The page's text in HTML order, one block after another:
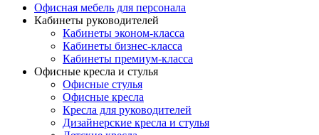
Офисная мебель для персонала
Кабинеты руководителей
Кабинеты эконом-класса
Кабинеты бизнес-класса
Кабинеты премиум-класса
Офисные кресла и стулья
Офисные стулья
Офисные кресла
Кресла для руководителей
Дизайнерские кресла и стулья